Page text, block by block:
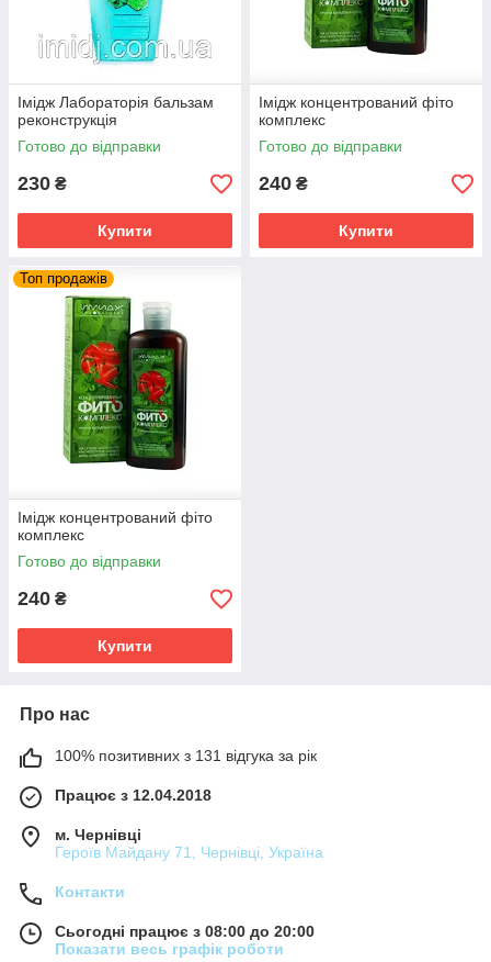
Імідж Лабораторія бальзам
реконструкція
Готово до відправки
230 ₴
Купити
Імідж концентрований фіто
комплекс
Готово до відправки
240 ₴
Купити
Топ продажів
Імідж концентрований фіто
комплекс
Готово до відправки
240 ₴
Купити
Про нас
100% позитивних з 131 відгука за рік
Працює з 12.04.2018
м. Чернівці
Героїв Майдану 71, Чернівці, Україна
Контакти
Сьогодні працює з 08:00 до 20:00
Показати весь графік роботи